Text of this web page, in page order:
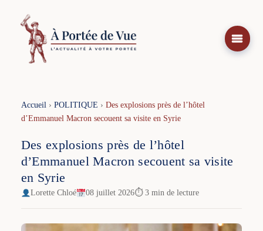
contenu
Accueil› POLITIQUE › Des explosions près de l’hôtel
d’Emmanuel Macron secouent sa visite en Syrie
Des explosions près de l’hôtel
d’Emmanuel Macron secouent sa visite
en Syrie
Lorette Chloé 08 juillet 2026⏱ 3 min de lecture